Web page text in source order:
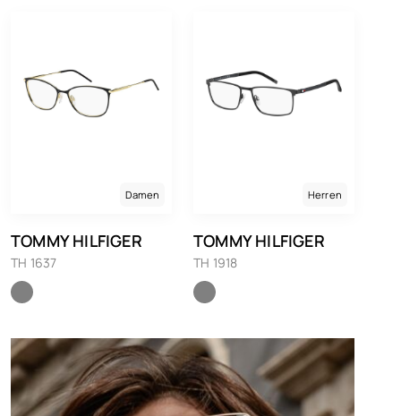
Damen
TOMMY HILFIGER
TH 1637
Herren
TOMMY HILFIGER
TH 1918